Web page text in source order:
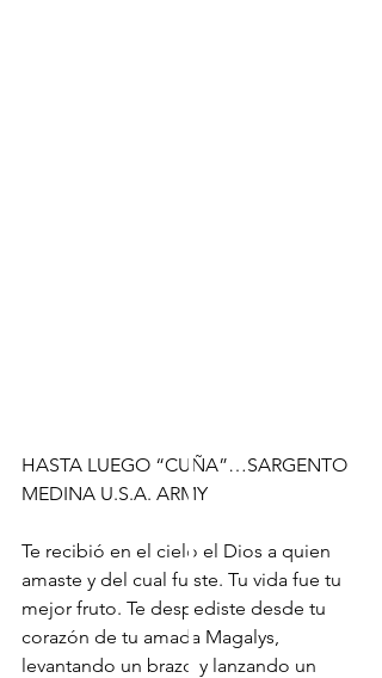
HASTA LUEGO “CUÑA”…SARGENTO
MEDINA U.S.A. ARMY
Te recibió en el cielo el Dios a quien
amaste y del cual fuiste. Tu vida fue tu
mejor fruto. Te despediste desde tu
corazón de tu amada Magalys,
levantando un brazo y lanzando un